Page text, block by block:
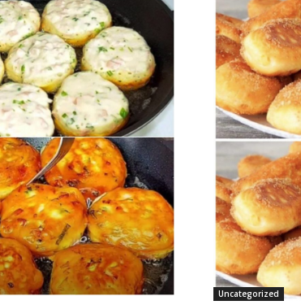
Uncategorized